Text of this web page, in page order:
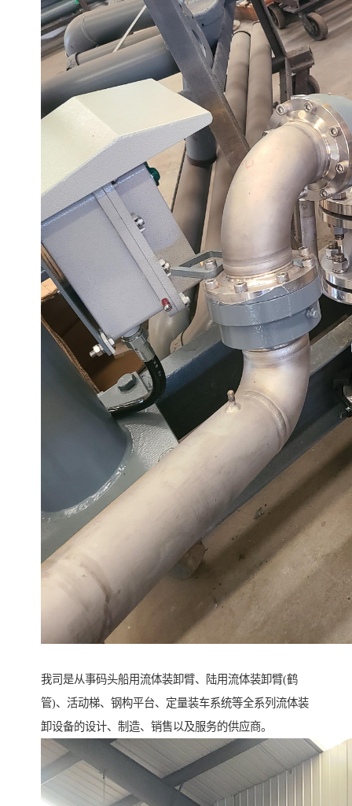
我司是从事码头船用流体装卸臂、陆用流体装卸臂(鹤
管)、活动梯、钢构平台、定量装车系统等全系列流体装
卸设备的设计、制造、销售以及服务的供应商。